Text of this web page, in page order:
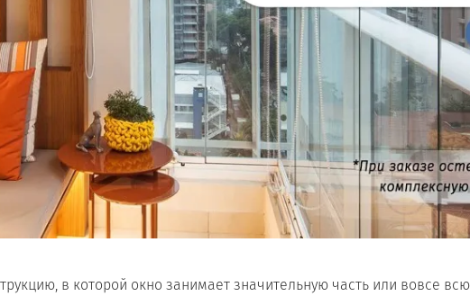
в которой окно занимает значительную часть или вовсе